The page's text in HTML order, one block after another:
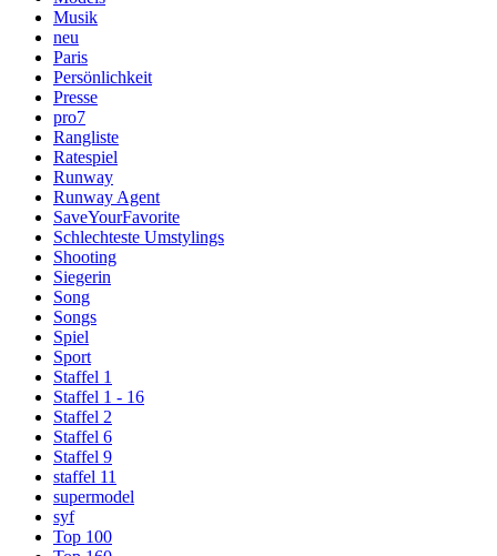
Musik
neu
Paris
Persönlichkeit
Presse
pro7
Rangliste
Ratespiel
Runway
Runway Agent
SaveYourFavorite
Schlechteste Umstylings
Shooting
Siegerin
Song
Songs
Spiel
Sport
Staffel 1
Staffel 1 - 16
Staffel 2
Staffel 6
Staffel 9
staffel 11
supermodel
syf
Top 100